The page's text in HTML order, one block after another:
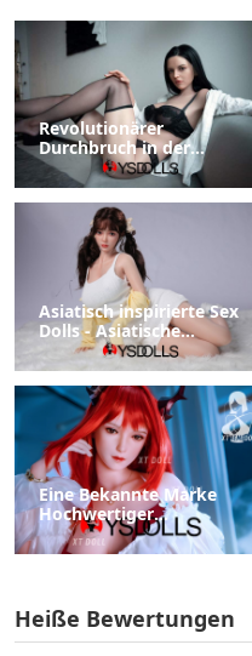
Revolutionärer
Durchbruch in der
Puppentechnologie
verbessert die
Benutzererfahrung
Asiatisch inspirierte Sex
Dolls - Asiatische
Sexpuppe
Eine Bekannte Marke
Hochwertiger
Silikonpuppen Top Fire
Doll
Heiße Bewertungen